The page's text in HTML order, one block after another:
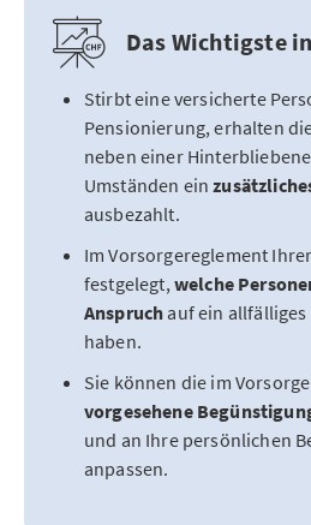
Das Wichtigste
Stirbt eine versicherte
Pensionierung, erhalten
neben einer
Umständen ein
ausbezahlt.
Im Vorsorgereglement
festgelegt,welche
Anspruch auf ein
haben.
Sie können die im
vorgesehene
und an Ihre persönlichen
anpassen.